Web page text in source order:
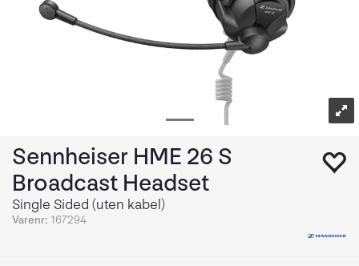
Sennheiser HME 26 S
Broadcast Headset
Single Sided (uten kabel)
Varenr: 167294